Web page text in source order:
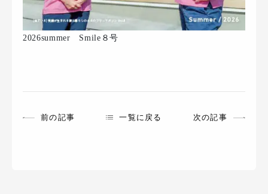
2026summer Smile８号
前の記事 一覧に戻る 次の記事